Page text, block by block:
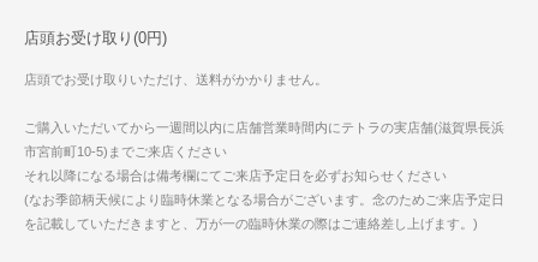
店頭お受け取り(0円)
店頭でお受け取りいただけ、送料がかかりません。
ご購入いただいてから一週間以内に店舗営業時間内にテトラの実店舗(滋賀県長浜
市宮前町10-5)までご来店ください
それ以降になる場合は備考欄にてご来店予定日を必ずお知らせください
(なお季節柄天候により臨時休業となる場合がございます。念のためご来店予定日
を記載していただきますと、万が一の臨時休業の際はご連絡差し上げます。)